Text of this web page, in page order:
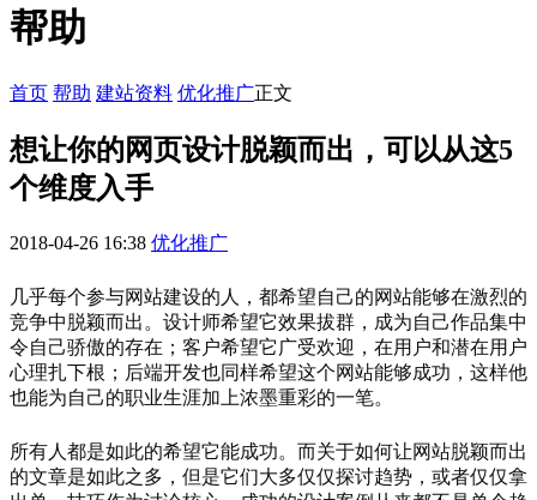
帮助
首页 帮助 建站资料 优化推广正文
想让你的网页设计脱颖而出，可以从这5
个维度入手
2018-04-26 16:38 优化推广
几乎每个参与网站建设的人，都希望自己的网站能够在激烈的
竞争中脱颖而出。设计师希望它效果拔群，成为自己作品集中
令自己骄傲的存在；客户希望它广受欢迎，在用户和潜在用户
心理扎下根；后端开发也同样希望这个网站能够成功，这样他
也能为自己的职业生涯加上浓墨重彩的一笔。
所有人都是如此的希望它能成功。而关于如何让网站脱颖而出
的文章是如此之多，但是它们大多仅仅探讨趋势，或者仅仅拿